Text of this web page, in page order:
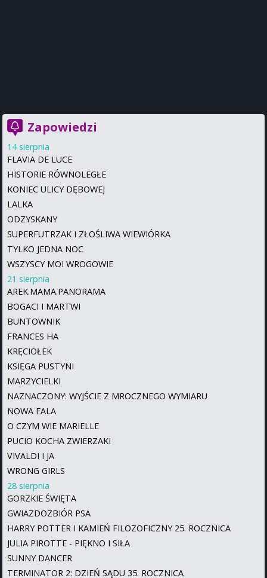
Zapowiedzi
14 sierpnia
FLAVIA DE LUCE
HISTORIE RÓWNOLEGŁE
KONIEC ULICY DĘBOWEJ
LALKA
ODZYSKANY
SUPERFUTRZAK I ZŁOŚLIWA WIEWIÓRKA
TYLKO JEDNA NOC
WSZYSCY MOI WROGOWIE
21 sierpnia
AREK.MAMA.PANORAMA
BOGACI I MARTWI
BUNTOWNIK
FRANCES HA
KRĘCIOŁEK
KSIĘGA PUSTYNI
MARZYCIELKI
NAZNACZONY: WYJŚCIE Z MROCZNEGO WYMIARU
NOWA FALA
O CZYM WIE MARIELLE
PUCIO KOCHA ZWIERZAKI
VIVALDI I JA
WRONG GIRLS
28 sierpnia
GORZKIE ŚWIĘTA
GWIAZDOZBIÓR PSA
HARRY POTTER I KAMIEŃ FILOZOFICZNY 25. ROCZNICA
JULIA PIROTTE - PIĘKNO I SIŁA
SUNNY DANCER
TERMINATOR 2: DZIEŃ SĄDU 35. ROCZNICA